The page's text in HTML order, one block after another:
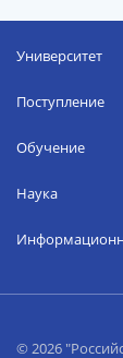
Университет
Поступление
Обучение
Наука
© 2026